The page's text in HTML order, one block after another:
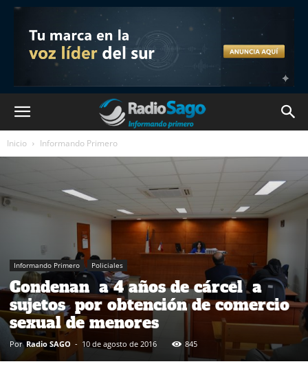
Inicio Informando Primero
Informando Primero Policiales
Condenan a 4 años de cárcel a
sujetos por obtención de comercio
sexual de menores
Por Radio SAGO - 10 de agosto de 2016 845